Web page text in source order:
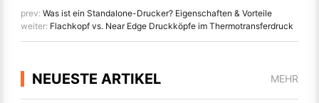
prev: Was ist ein Standalone-Drucker? Eigenschaften & Vorteile
weiter: Flachkopf vs. Near Edge Druckköpfe im Thermotransferdruck
NEUESTE ARTIKEL MEHR